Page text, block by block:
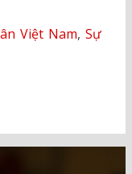
Việt Nam, Sự